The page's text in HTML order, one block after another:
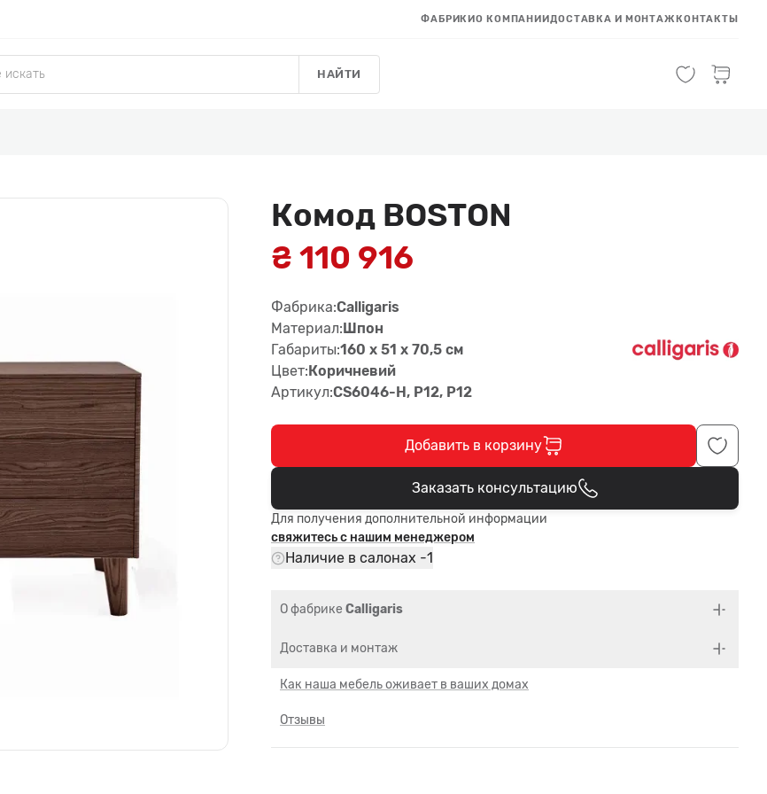
ФАБРИКИО КОМПАНИИДОСТАВКА И МОНТАЖКОНТАКТЫ
НАЙТИ
Комод BOSTON
₴ 110 916
Фабрика:Calligaris
Материал:Шпон
Габариты:160 x 51 x 70,5 см
Цвет:Коричневий
Артикул:CS6046-H, P12, P12
Добавить в корзину
В корзине
Заказать консультацию
Для получения дополнительной информации
свяжитесь с нашим менеджером
Наличие в салонах -1
О фабрике Calligaris
Доставка и монтаж
Как наша мебель оживает в ваших домах
Отзывы